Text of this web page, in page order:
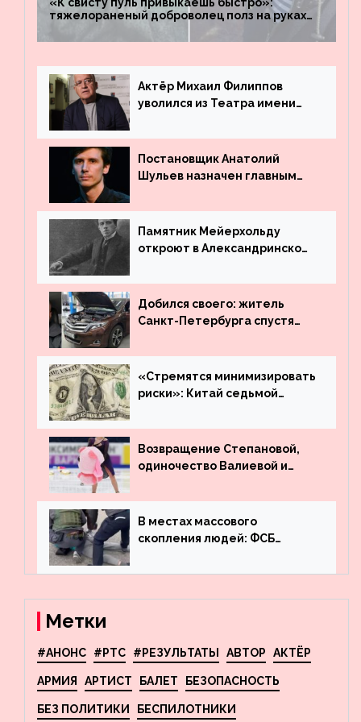
тяжелораненый доброволец полз на руках
четыре километра через заминированное
поле
Актёр Михаил Филиппов
уволился из Театра имени
Постановщик Анатолий
Шульев назначен главным
Вахтангова
Памятник Мейерхольду
откроют в Александринском
Добился своего: житель
Санкт-Петербурга спустя
угнанную в Казахстан
машину
«Стремятся минимизировать
риски»: Китай седьмой
деньги из американского
госдолга
Возвращение Степановой,
одиночество Валиевой и
что обсуждают в мире
фигурного катания
В местах массового
скопления людей: ФСБ
террористов, планировавших
Метки
#АНОНС #РТС #РЕЗУЛЬТАТЫ АВТОР АКТЁР
АРМИЯ АРТИСТ БАЛЕТ БЕЗОПАСНОСТЬ
БЕЗ ПОЛИТИКИ БЕСПИЛОТНИКИ